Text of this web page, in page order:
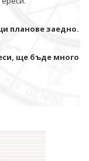
планове заедно.
ще бъде много